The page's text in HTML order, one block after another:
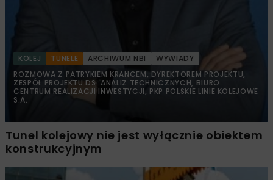
KOLEJ TUNELE ARCHIWUM NBI
WYWIADY
ROZMOWA Z PATRYKIEM KRANCEM, DYREKTOREM PROJEKTU,
ZESPÓŁ PROJEKTU DS. ANALIZ TECHNICZNYCH, BIURO
CENTRUM REALIZACJI INWESTYCJI, PKP POLSKIE LINIE KOLEJOWE
S.A.
Tunel kolejowy nie jest wyłącznie obiektem
konstrukcyjnym